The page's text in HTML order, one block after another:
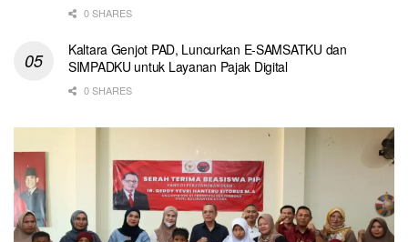
0 SHARES
Kaltara Genjot PAD, Luncurkan E-SAMSATKU dan
SIMPADKU untuk Layanan Pajak Digital
0 SHARES